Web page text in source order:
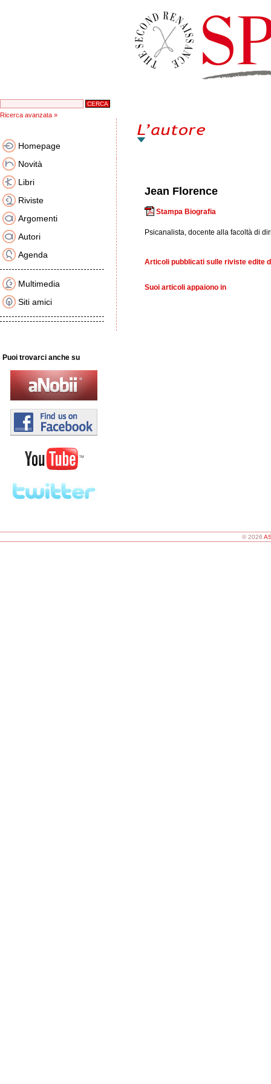
Ricerca avanzata »
Homepage
Novità
Libri
Riviste
Argomenti
Autori
Agenda
Multimedia
Siti amici
Puoi trovarci anche su
Jean Florence
Stampa Biografia
Psicanalista, docente alla facoltà di
Articoli pubblicati sulle riviste edite
Suoi articoli appaiono in
© 2026